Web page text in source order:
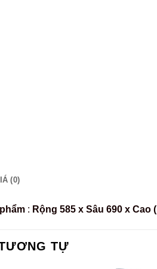
(0)
: Rộng 585 x Sâu 690 x Cao
TỰ